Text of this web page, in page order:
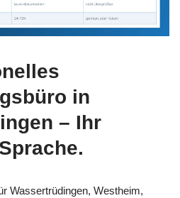
in
– Ihr
Wassertrüdingen, Westheim,